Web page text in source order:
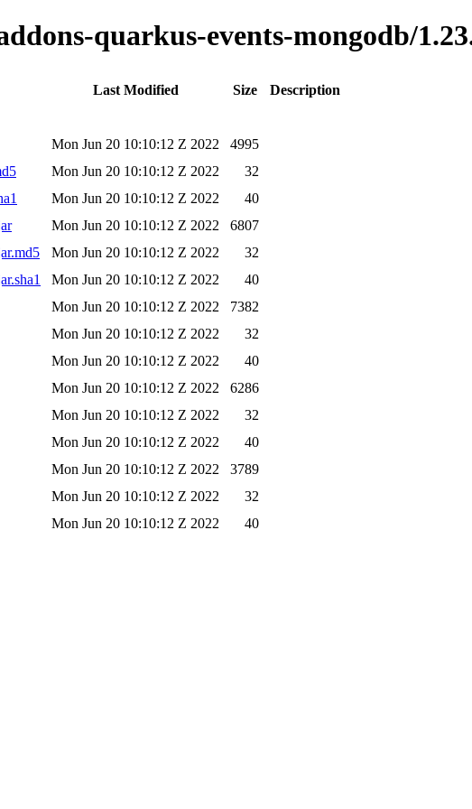
quarkus-events-mongodb/
Last Modified Size
Description
Mon Jun 20 10:10:12 Z 2022
4995
Mon Jun 20 10:10:12 Z 2022
32
Mon Jun 20 10:10:12 Z 2022
40
Mon Jun 20 10:10:12 Z 2022
6807
Mon Jun 20 10:10:12 Z 2022
32
Mon Jun 20 10:10:12 Z 2022
40
Mon Jun 20 10:10:12 Z 2022
7382
Mon Jun 20 10:10:12 Z 2022
32
Mon Jun 20 10:10:12 Z 2022
40
Mon Jun 20 10:10:12 Z 2022
6286
Mon Jun 20 10:10:12 Z 2022
32
Mon Jun 20 10:10:12 Z 2022
40
Mon Jun 20 10:10:12 Z 2022
3789
Mon Jun 20 10:10:12 Z 2022
32
Mon Jun 20 10:10:12 Z 2022 40